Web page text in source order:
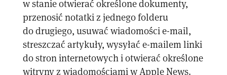
w stanie otwierać określone dokumenty,
przenosić notatki z jednego folderu
do drugiego, usuwać wiadomości e-mail,
streszczać artykuły, wysyłać e-mailem linki
do stron internetowych i otwierać określone
witryny z wiadomościami w Apple News.